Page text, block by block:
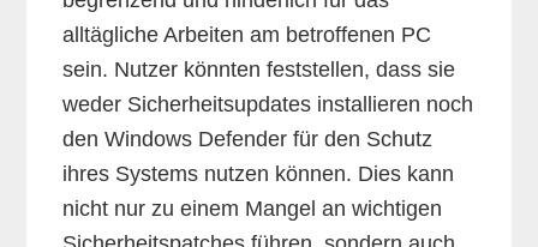
alltägliche Arbeiten am betroffenen PC
sein. Nutzer könnten feststellen, dass sie
weder Sicherheitsupdates installieren noch
den Windows Defender für den Schutz
ihres Systems nutzen können. Dies kann
nicht nur zu einem Mangel an wichtigen